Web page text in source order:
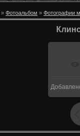
» Фотоальбом » Фотографии